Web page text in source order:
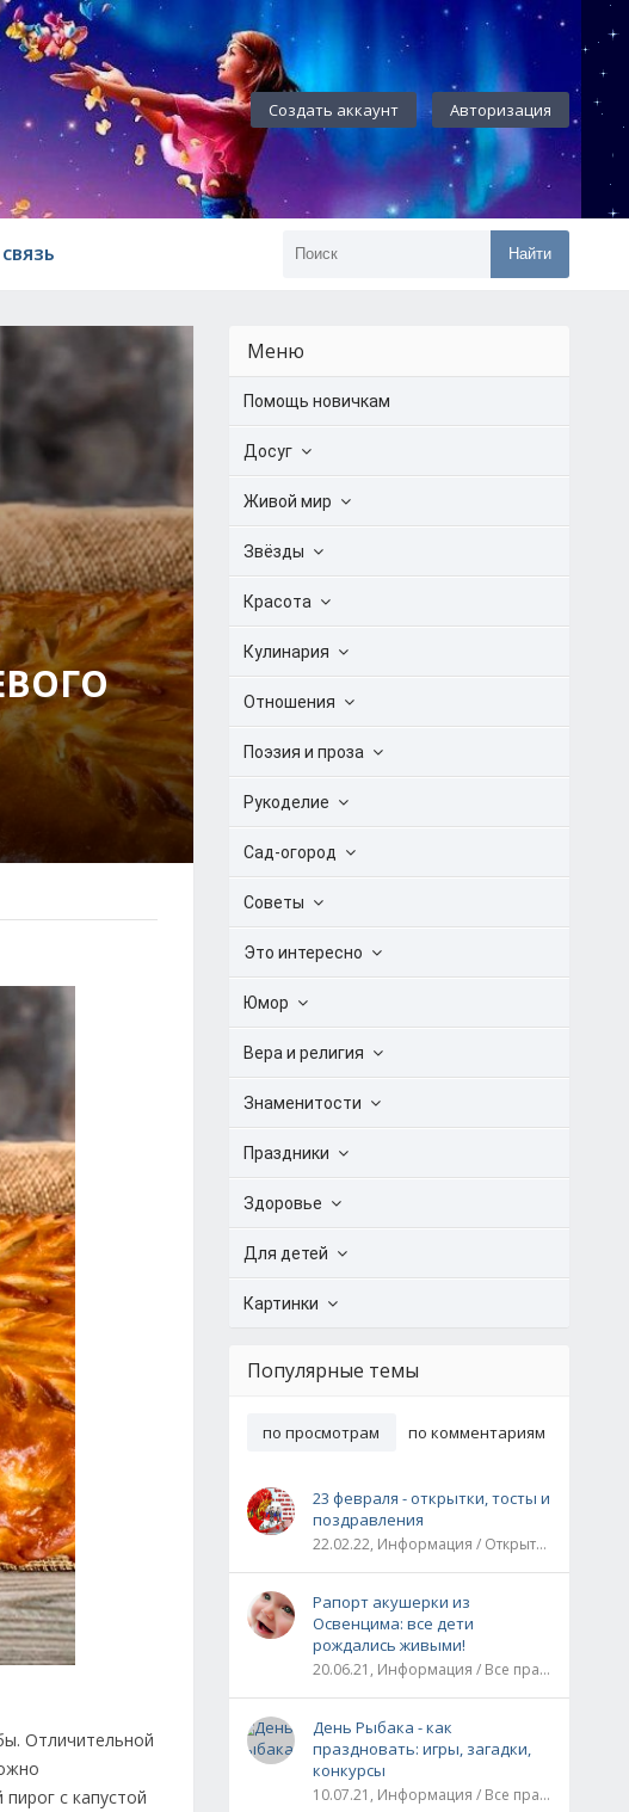
Создать аккаунт Авторизация
Найти
Отличительной
с капустой
Меню
Помощь новичкам
Досуг
Живой мир
Звёзды
Красота
Кулинария
Отношения
Поэзия и проза
Рукоделие
Сад-огород
Советы
Это интересно
Юмор
Вера и религия
Знаменитости
Праздники
Здоровье
Для детей
Картинки
Популярные темы
по просмотрам по комментариям
23 февраля - открытки, тосты и
поздравления
22.02.22, Информация / Открытки / Все праздники
Рапорт акушерки из
Освенцима: все дети
рождались живыми!
20.06.21, Информация / Все праздники / Рассказы и истории
День Рыбака - как
праздновать: игры, загадки,
конкурсы
10.07.21, Информация / Все праздники